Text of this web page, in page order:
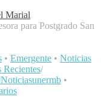
Marial
para Postgrado San
• Emergente • Noticias
Recientes/
•